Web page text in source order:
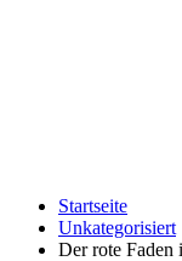
Startseite
Unkategorisiert
Der rote Faden